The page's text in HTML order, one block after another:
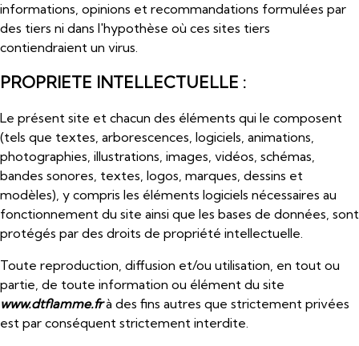
informations, opinions et recommandations formulées par
des tiers ni dans l'hypothèse où ces sites tiers
contiendraient un virus.
PROPRIETE INTELLECTUELLE :
Le présent site et chacun des éléments qui le composent
(tels que textes, arborescences, logiciels, animations,
photographies, illustrations, images, vidéos, schémas,
bandes sonores, textes, logos, marques, dessins et
modèles), y compris les éléments logiciels nécessaires au
fonctionnement du site ainsi que les bases de données, sont
protégés par des droits de propriété intellectuelle.
Toute reproduction, diffusion et/ou utilisation, en tout ou
partie, de toute information ou élément du site
www.dtflamme.frà des fins autres que strictement privées
est par conséquent strictement interdite.